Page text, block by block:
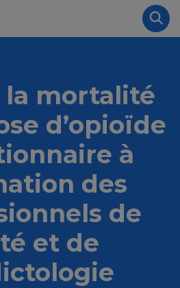
la mortalité
d’opioïde
à
des
de
et de
cookies